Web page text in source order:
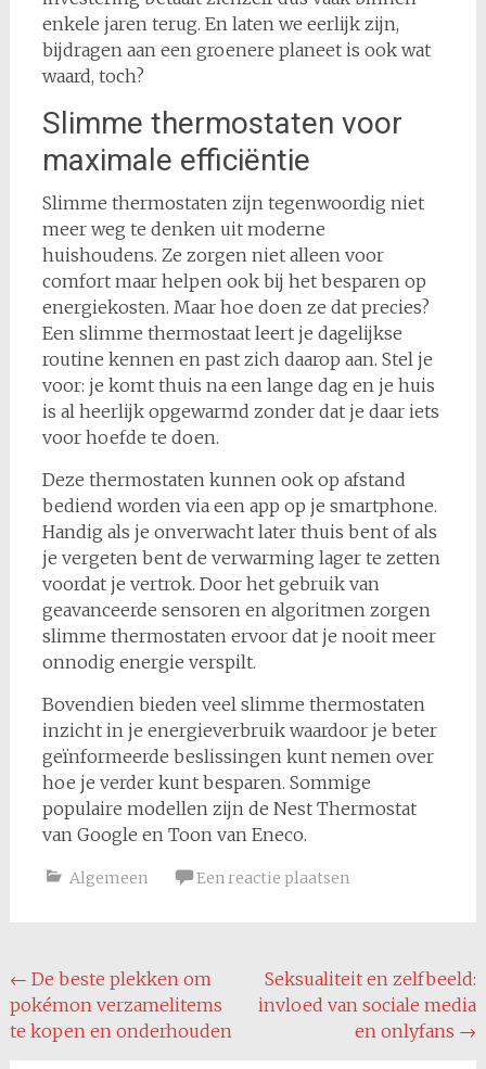
enkele jaren terug. En laten we eerlijk zijn,
bijdragen aan een groenere planeet is ook wat
waard, toch?
Slimme thermostaten voor
maximale efficiëntie
Slimme thermostaten zijn tegenwoordig niet
meer weg te denken uit moderne
huishoudens. Ze zorgen niet alleen voor
comfort maar helpen ook bij het besparen op
energiekosten. Maar hoe doen ze dat precies?
Een slimme thermostaat leert je dagelijkse
routine kennen en past zich daarop aan. Stel je
voor: je komt thuis na een lange dag en je huis
is al heerlijk opgewarmd zonder dat je daar iets
voor hoefde te doen.
Deze thermostaten kunnen ook op afstand
bediend worden via een app op je smartphone.
Handig als je onverwacht later thuis bent of als
je vergeten bent de verwarming lager te zetten
voordat je vertrok. Door het gebruik van
geavanceerde sensoren en algoritmen zorgen
slimme thermostaten ervoor dat je nooit meer
onnodig energie verspilt.
Bovendien bieden veel slimme thermostaten
inzicht in je energieverbruik waardoor je beter
geïnformeerde beslissingen kunt nemen over
hoe je verder kunt besparen. Sommige
populaire modellen zijn de Nest Thermostat
van Google en Toon van Eneco.
Algemeen Een reactie plaatsen
Bericht
navigatie
← De beste plekken om
pokémon verzamelitems
te kopen en onderhouden
Seksualiteit en zelfbeeld:
invloed van sociale media
en onlyfans →